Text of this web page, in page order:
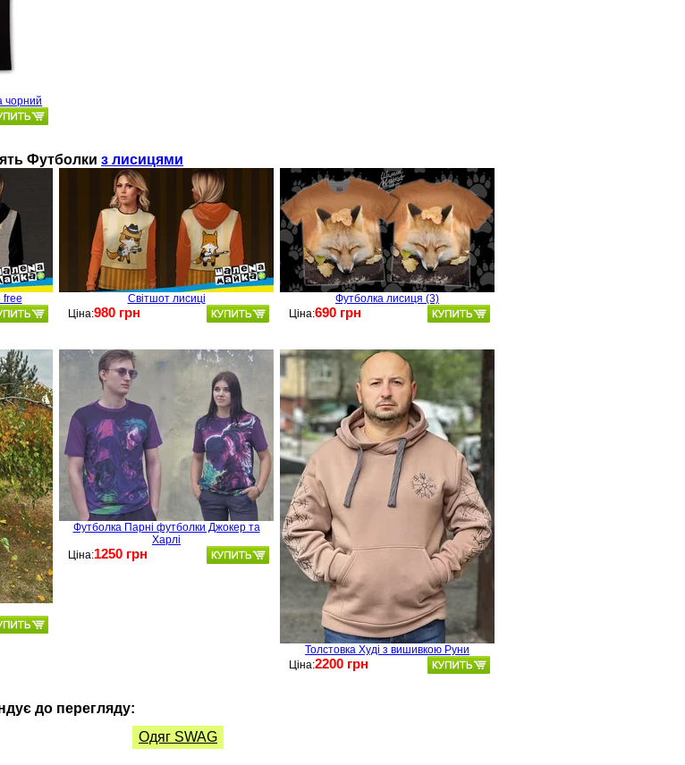
чорний
Футболки з лисицями
free
Світшот лисиці
Ціна:980 грн
Футболка лисиця (3)
Ціна:690 грн
Футболка Парні футболки Джокер та
Харлі
Ціна:1250 грн
Толстовка Худі з вишивкою Руни
Ціна:2200 грн
до перегляду:
Одяг SWAG